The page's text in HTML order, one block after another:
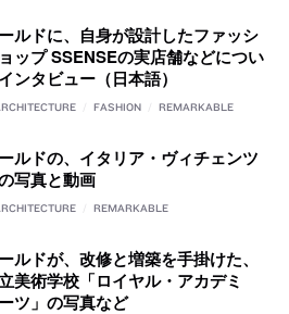
ルドに、自身が設計したファッシ
ップ SSENSEの実店舗などについ
ンタビュー（日本語）
FASHION REMARKABLE
ルドの、イタリア・ヴィチェンツ
写真と動画
REMARKABLE
ルドが、改修と増築を手掛けた、
美術学校「ロイヤル・アカデミ
ツ」の写真など